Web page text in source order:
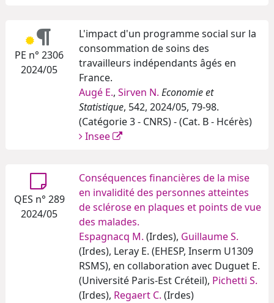
PE n° 2306
2024/05
L'impact d'un programme social sur la
consommation de soins des
travailleurs indépendants âgés en
France.
Augé E., Sirven N. Economie et
Statistique, 542, 2024/05, 79-98.
(Catégorie 3 - CNRS) - (Cat. B - Hcérès)
Insee
QES n° 289
2024/05
Conséquences financières de la mise
en invalidité des personnes atteintes
de sclérose en plaques et points de vue
des malades.
Espagnacq M. (Irdes), Guillaume S.
(Irdes), Leray E. (EHESP, Inserm U1309
RSMS), en collaboration avec Duguet E.
(Université Paris-Est Créteil), Pichetti S.
(Irdes), Regaert C. (Irdes)